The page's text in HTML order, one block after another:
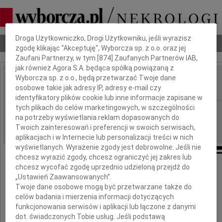
Nekrologi Odeszli Poradnik pogrzebowy
IMIĘ I NAZWISKO: Barbara Klimaszewska
REGION: Warszawa
DATA EMISJI: 10.10.2009
Z wielkim smutkiem zawiadamiamy,
że w dniu 8 października 2009 roku
zmarła w wieku 59 lat
nasza kochana Żona, Mama i Babcia
Dbamy o Twoją prywatność
Droga Użytkowniczko, Drogi Użytkowniku, jeśli wyrazisz
zgodę klikając "Akceptuję", Wyborcza sp. z o.o. oraz jej
Zaufani Partnerzy, w tym [874 ] Zaufanych Partnerów IAB,
jak również Agora S.A. będąca spółką powiązaną z
Wyborcza sp. z o.o., będą przetwarzać Twoje dane
osobowe takie jak adresy IP, adresy e-mail czy
identyfikatory plików cookie lub inne informacje zapisane w
tych plikach do celów marketingowych, w szczególności
na potrzeby wyświetlania reklam dopasowanych do
Twoich zainteresowań i preferencji w swoich serwisach,
aplikacjach i w Internecie lub personalizacji treści w nich
wyświetlanych. Wyrażenie zgody jest dobrowolne. Jeśli nie
chcesz wyrazić zgody, chcesz ograniczyć jej zakres lub
chcesz wycofać zgodę uprzednio udzieloną przejdź do
„Ustawień Zaawansowanych”.
Twoje dane osobowe mogą być przetwarzane także do
celów badania i mierzenia informacji dotyczących
funkcjonowania serwisów i aplikacji lub łączone z danymi
dot. świadczonych Tobie usług. Jeśli podstawą